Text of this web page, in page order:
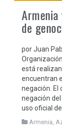
de
por Juan
está
encuentran
negación. El
negación
uso oficial
Armenia